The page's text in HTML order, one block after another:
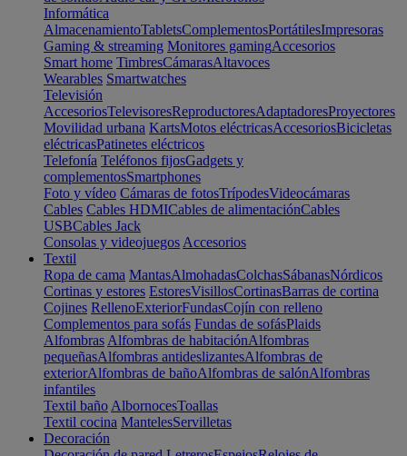
Informática
AlmacenamientoTabletsComplementosPortátilesImpresoras
Gaming & streaming Monitores gamingAccesorios
Smart home TimbresCámarasAltavoces
Wearables Smartwatches
Televisión
AccesoriosTelevisoresReproductoresAdaptadoresProyectores
Movilidad urbana KartsMotos eléctricasAccesoriosBicicletas
eléctricasPatinetes eléctricos
Telefonía Teléfonos fijosGadgets y
complementosSmartphones
Foto y vídeo Cámaras de fotosTrípodesVideocámaras
Cables Cables HDMICables de alimentaciónCables
USBCables Jack
Consolas y videojuegos Accesorios
Textil
Ropa de cama MantasAlmohadasColchasSábanasNórdicos
Cortinas y estores EstoresVisillosCortinasBarras de cortina
Cojines RellenoExteriorFundasCojín con relleno
Complementos para sofás Fundas de sofásPlaids
Alfombras Alfombras de habitaciónAlfombras
pequeñasAlfombras antideslizantesAlfombras de
exteriorAlfombras de bañoAlfombras de salónAlfombras
infantiles
Textil baño AlbornocesToallas
Textil cocina MantelesServilletas
Decoración